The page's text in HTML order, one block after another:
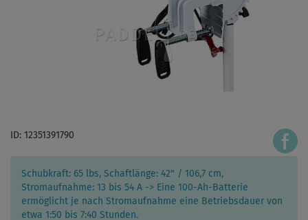
ID: 12351391790
Schubkraft: 65 lbs, Schaftlänge: 42" / 106,7 cm,
Stromaufnahme: 13 bis 54 A -> Eine 100-Ah-Batterie
ermöglicht je nach Stromaufnahme eine Betriebsdauer von
etwa 1:50 bis 7:40 Stunden.